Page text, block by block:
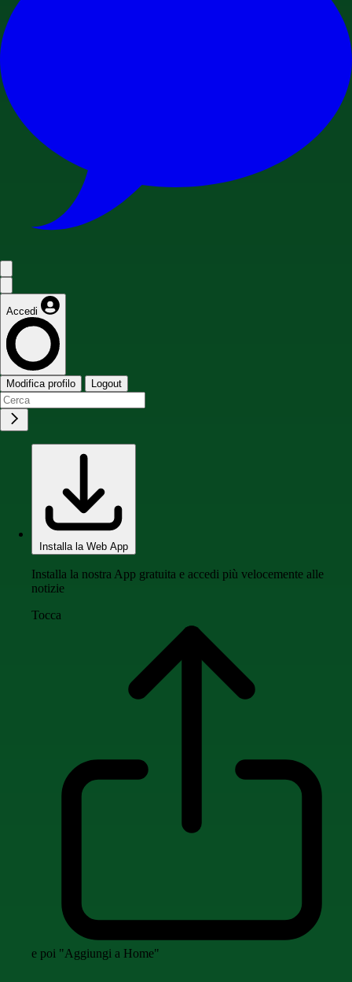
Accedi
Modifica profilo Logout
Installa la Web App
Installa la nostra App gratuita e accedi più velocemente alle
notizie
Tocca
e poi "Aggiungi a Home"